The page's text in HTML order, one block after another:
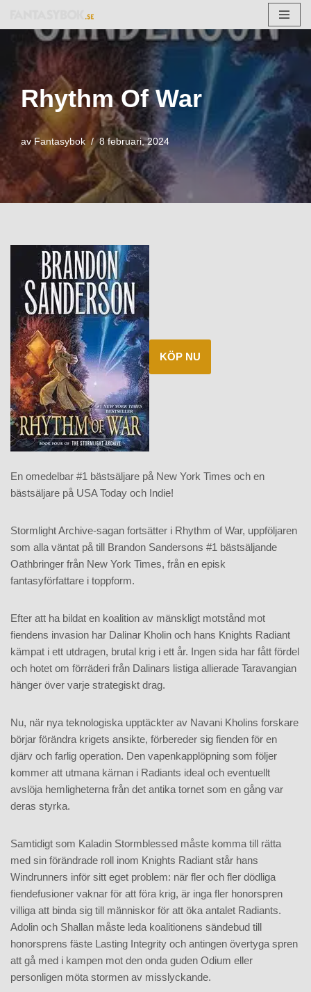
Hoppa
innehåll
Rhythm Of War
av Fantasybok 8 februari, 2024
KÖP NU
En omedelbar #1 bästsäljare på New York Times och en
bästsäljare på USA Today och Indie!
Stormlight Archive-sagan fortsätter i Rhythm of War, uppföljaren
som alla väntat på till Brandon Sandersons #1 bästsäljande
Oathbringer från New York Times, från en episk
fantasyförfattare i toppform.
Efter att ha bildat en koalition av mänskligt motstånd mot
fiendens invasion har Dalinar Kholin och hans Knights Radiant
kämpat i ett utdragen, brutal krig i ett år. Ingen sida har fått fördel
och hotet om förräderi från Dalinars listiga allierade Taravangian
hänger över varje strategiskt drag.
Nu, när nya teknologiska upptäckter av Navani Kholins forskare
börjar förändra krigets ansikte, förbereder sig fienden för en
djärv och farlig operation. Den vapenkapplöpning som följer
kommer att utmana kärnan i Radiants ideal och eventuellt
avslöja hemligheterna från det antika tornet som en gång var
deras styrka.
Samtidigt som Kaladin Stormblessed måste komma till rätta
med sin förändrade roll inom Knights Radiant står hans
Windrunners inför sitt eget problem: när fler och fler dödliga
fiendefusioner vaknar för att föra krig, är inga fler honorspren
villiga att binda sig till människor för att öka antalet Radiants.
Adolin och Shallan måste leda koalitionens sändebud till
honorsprens fäste Lasting Integrity och antingen övertyga spren
att gå med i kampen mot den onda guden Odium eller
personligen möta stormen av misslyckande.